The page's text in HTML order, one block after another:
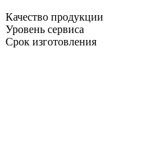
Качество продукции
Уровень сервиса
Срок изготовления